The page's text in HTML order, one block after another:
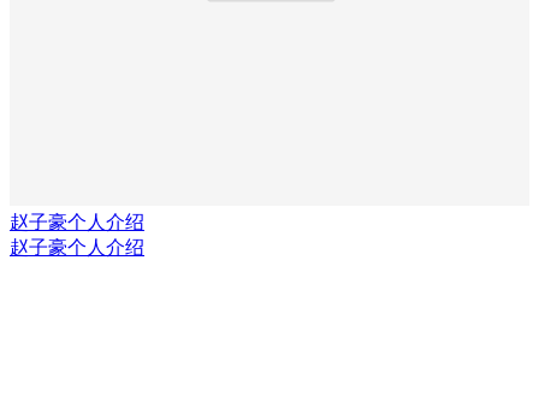
赵子豪个人介绍
赵子豪个人介绍